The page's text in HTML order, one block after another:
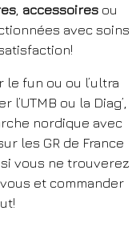
, accessoiresou
avec soins
fun ou ou l’ultra
ou la Diag’,
nordique avec
les GR de France
vous ne trouverez
et commander